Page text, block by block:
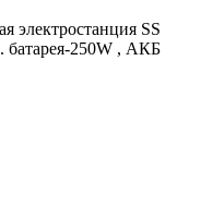
электростанция SS
батарея-250W , АКБ